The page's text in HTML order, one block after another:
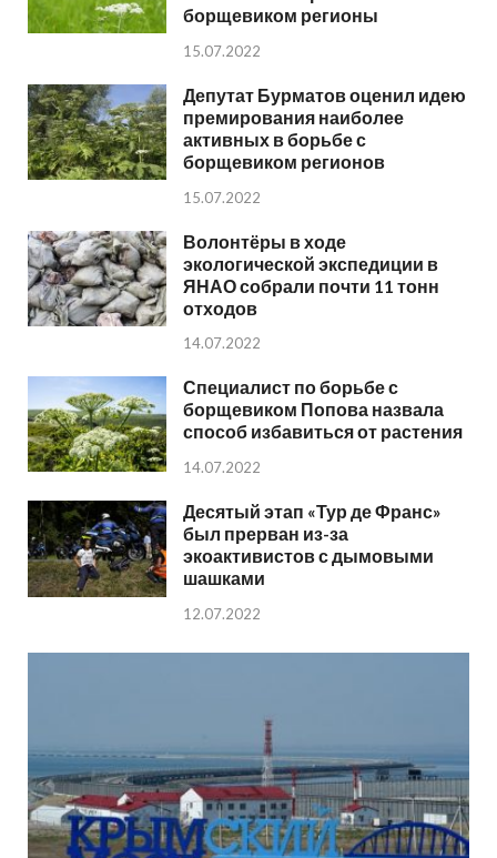
борщевиком регионы
15.07.2022
Депутат Бурматов оценил идею
премирования наиболее
активных в борьбе с
борщевиком регионов
15.07.2022
Волонтёры в ходе
экологической экспедиции в
ЯНАО собрали почти 11 тонн
отходов
14.07.2022
Специалист по борьбе с
борщевиком Попова назвала
способ избавиться от растения
14.07.2022
Десятый этап «Тур де Франс»
был прерван из-за
экоактивистов с дымовыми
шашками
12.07.2022